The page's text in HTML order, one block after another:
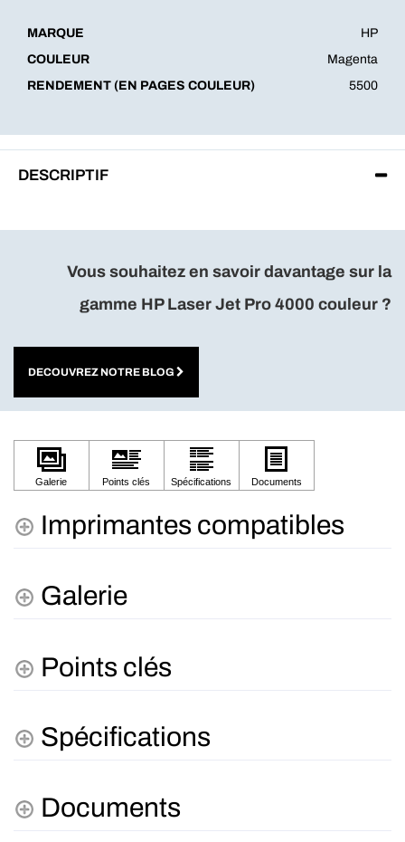
MARQUE
HP
COULEUR
Magenta
RENDEMENT (EN PAGES COULEUR)
5500
DESCRIPTIF
Vous souhaitez en savoir davantage sur la
gamme HP Laser Jet Pro 4000 couleur ?
DECOUVREZ NOTRE BLOG
Imprimantes compatibles
Galerie
Points clés
Spécifications
Documents